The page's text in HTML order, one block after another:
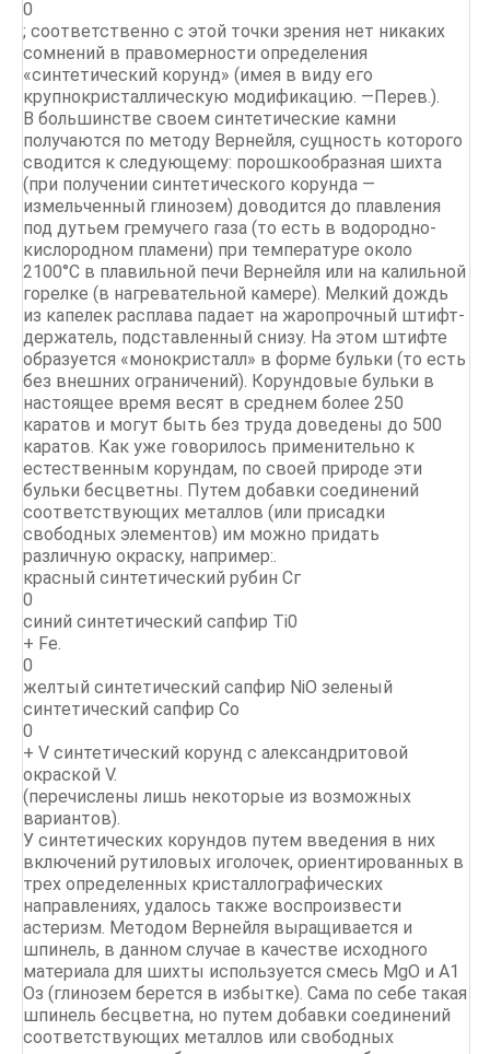
0
; соответственно с этой точки зрения нет никаких
сомнений в правомерности определения
«синтетический корунд» (имея в виду его
крупнокристаллическую модификацию. —Перев.).
В большинстве своем синтетические камни
получаются по методу Вернейля, сущность которого
сводится к следующему: порошкообразная шихта
(при получении синтетического корунда —
измельченный глинозем) доводится до плавления
под дутьем гремучего газа (то есть в водородно-
кислородном пламени) при температуре около
2100°С в плавильной печи Вернейля или на калильной
горелке (в нагревательной камере). Мелкий дождь
из капелек расплава падает на жаропрочный штифт-
держатель, подставленный снизу. На этом штифте
образуется «монокристалл» в форме бульки (то есть
без внешних ограничений). Корундовые бульки в
настоящее время весят в среднем более 250
каратов и могут быть без труда доведены до 500
каратов. Как уже говорилось применительно к
естественным корундам, по своей природе эти
бульки бесцветны. Путем добавки соединений
соответствующих металлов (или присадки
свободных элементов) им можно придать
различную окраску, например:.
красный синтетический рубин Сг
0
синий синтетический сапфир Ti0
+ Fe.
0
желтый синтетический сапфир NiO зеленый
синтетический сапфир Со
0
+ V синтетический корунд с александритовой
окраской V.
(перечислены лишь некоторые из возможных
вариантов).
У синтетических корундов путем введения в них
включений рутиловых иголочек, ориентированных в
трех определенных кристаллографических
направлениях, удалось также воспроизвести
астеризм. Методом Вернейля выращивается и
шпинель, в данном случае в качестве исходного
материала для шихты используется смесь MgO и А1
Оз (глинозем берется в избытке). Сама по себе такая
шпинель бесцветна, но путем добавки соединений
соответствующих металлов или свободных